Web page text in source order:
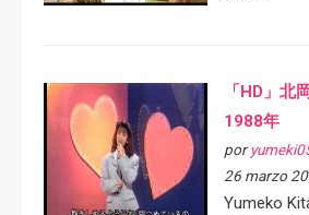
「HD」
1988年
por
26 marzo
Yumeko